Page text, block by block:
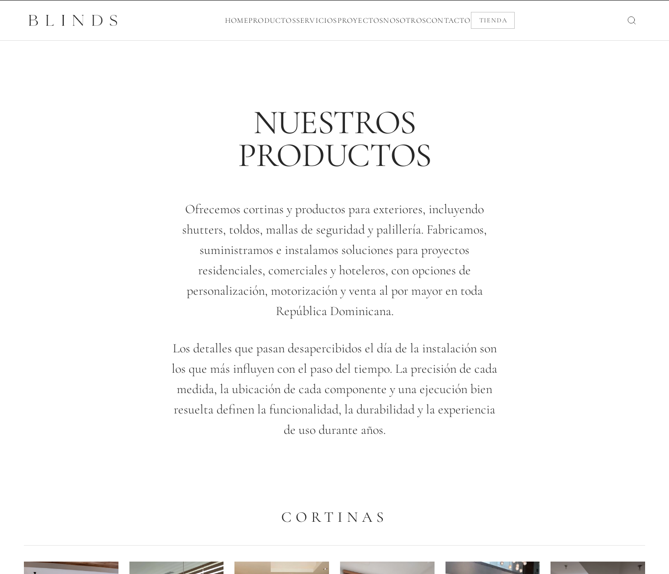
HOMEPRODUCTOSSERVICIOSPROYECTOSNOSOTROSCONTACTO TIENDA
NUESTROS
PRODUCTOS
Ofrecemos cortinas y productos para exteriores, incluyendo
shutters, toldos, mallas de seguridad y palillería. Fabricamos,
suministramos e instalamos soluciones para proyectos
residenciales, comerciales y hoteleros, con opciones de
personalización, motorización y venta al por mayor en toda
República Dominicana.
Los detalles que pasan desapercibidos el día de la instalación son
los que más influyen con el paso del tiempo. La precisión de cada
medida, la ubicación de cada componente y una ejecución bien
resuelta definen la funcionalidad, la durabilidad y la experiencia
de uso durante años.
CORTINAS